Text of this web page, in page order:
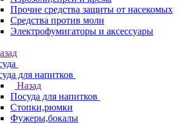
Прочие средства защиты от насекомых
Средства против моли
Электрофумигаторы и аксессуары
для напитков
Назад
Посуда для напитков
Стопки,рюмки
Фужеры,бокалы